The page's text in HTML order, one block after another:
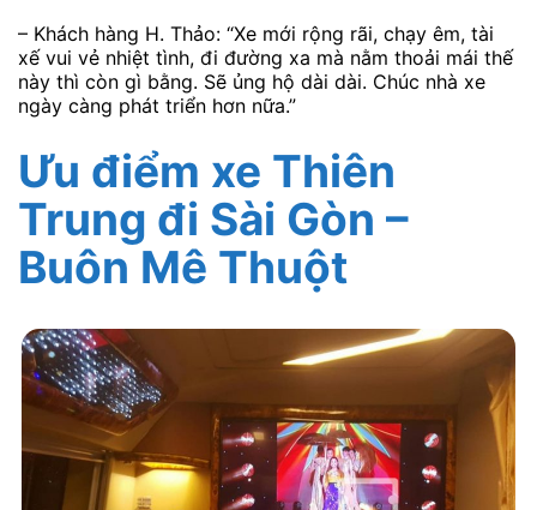
– Khách hàng H. Thảo: “Xe mới rộng rãi, chạy êm, tài
xế vui vẻ nhiệt tình, đi đường xa mà nằm thoải mái thế
này thì còn gì bằng. Sẽ ủng hộ dài dài. Chúc nhà xe
ngày càng phát triển hơn nữa.”
Ưu điểm xe Thiên
Trung đi Sài Gòn –
Buôn Mê Thuột